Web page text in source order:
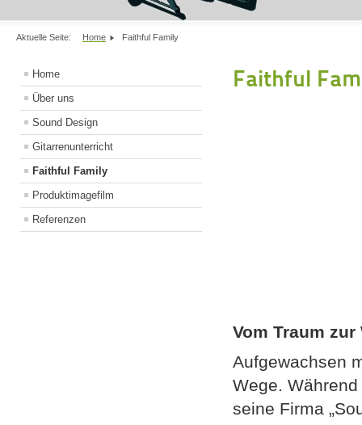
Aktuelle Seite: Home Faithful Family
Home
Über uns
Sound Design
Gitarrenunterricht
Faithful Family
Produktimagefilm
Referenzen
Faithful
Vom Traum
Aufgewachsen
Wege.
seine Firma